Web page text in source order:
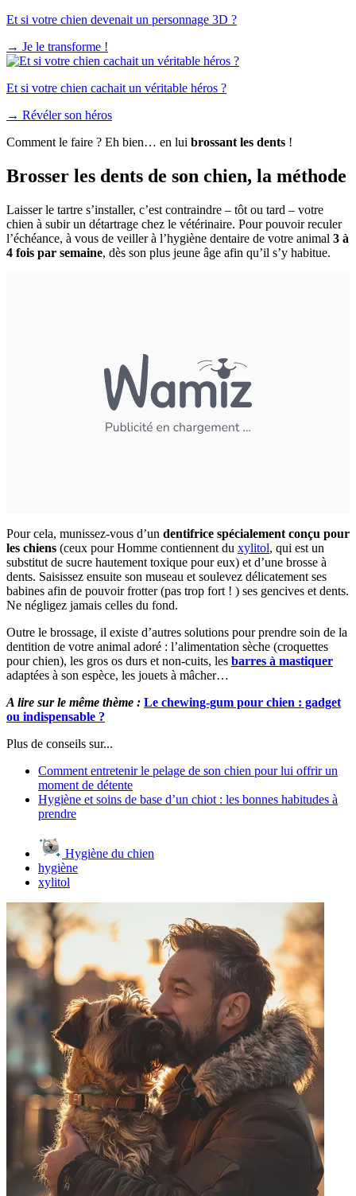
Et si votre chien devenait un personnage 3D ?
→ Je le transforme !
Et si votre chien cachait un véritable héros ?
→ Révéler son héros
Comment le faire ? Eh bien… en lui brossant les dents !
Brosser les dents de son chien, la méthode
Laisser le tartre s’installer, c’est contraindre – tôt ou tard – votre
chien à subir un détartrage chez le vétérinaire. Pour pouvoir reculer
l’échéance, à vous de veiller à l’hygiène dentaire de votre animal 3 à
4 fois par semaine, dès son plus jeune âge afin qu’il s’y habitue.
Pour cela, munissez-vous d’un dentifrice spécialement conçu pour
les chiens (ceux pour Homme contiennent du xylitol, qui est un
substitut de sucre hautement toxique pour eux) et d’une brosse à
dents. Saisissez ensuite son museau et soulevez délicatement ses
babines afin de pouvoir frotter (pas trop fort ! ) ses gencives et dents.
Ne négligez jamais celles du fond.
Outre le brossage, il existe d’autres solutions pour prendre soin de la
dentition de votre animal adoré : l’alimentation sèche (croquettes
pour chien), les gros os durs et non-cuits, les barres à mastiquer
adaptées à son espèce, les jouets à mâcher…
A lire sur le même thème : Le chewing-gum pour chien : gadget
ou indispensable ?
Plus de conseils sur...
Comment entretenir le pelage de son chien pour lui offrir un
moment de détente
Hygiène et soins de base d’un chiot : les bonnes habitudes à
prendre
Hygiène du chien
hygiène
xylitol